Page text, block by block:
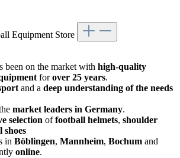
Equipment Store
been on the market with high-quality
forover 25 years.
and a deep understanding of the needs
market leaders in Germany.
selection offootball helmets, shoulder
shoes
in Böblingen, Mannheim, Bochum and
online.